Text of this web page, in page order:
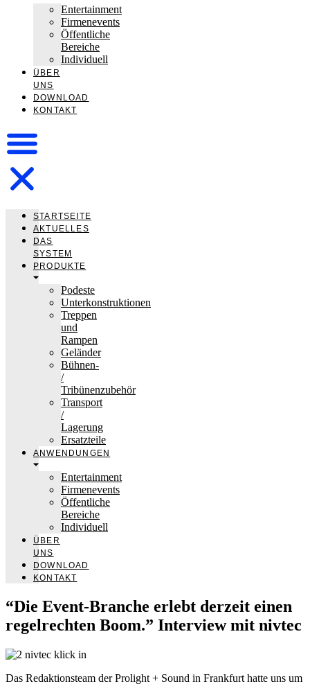
Entertainment
Firmenevents
Öffentliche
Bereiche
Individuell
ÜBER
UNS
DOWNLOAD
KONTAKT
STARTSEITE
AKTUELLES
DAS
SYSTEM
PRODUKTE
Podeste
Unterkonstruktionen
Treppen
und
Rampen
Geländer
Bühnen-
/
Tribünenzubehör
Transport
/
Lagerung
Ersatzteile
ANWENDUNGEN
Entertainment
Firmenevents
Öffentliche
Bereiche
Individuell
ÜBER
UNS
DOWNLOAD
KONTAKT
“Die Event-Branche erlebt derzeit einen
regelrechten Boom.” Interview mit nivtec
Das Redaktionsteam der Prolight + Sound in Frankfurt hatte uns um